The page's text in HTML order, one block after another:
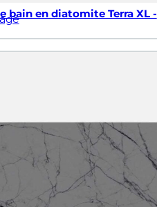
bain en diatomite Terra XL -